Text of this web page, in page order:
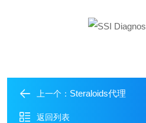
上一个： Steraloids代理
返回列表